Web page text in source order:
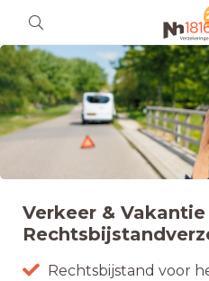
Verkeer & Vakantie
Rechtsbijstand voor